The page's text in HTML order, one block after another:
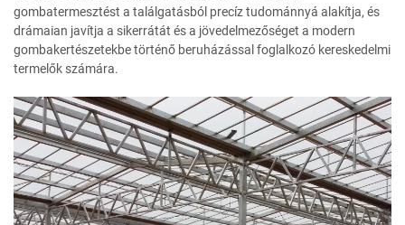
gombatermesztést a találgatásból precíz tudománnyá alakítja, és
drámaian javítja a sikerrátát és a jövedelmezőséget a modern
gombakertészetekbe történő beruházással foglalkozó kereskedelmi
termelők számára.